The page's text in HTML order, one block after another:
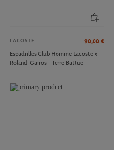
LACOSTE 90,00 €
Espadrilles Club Homme Lacoste x
Roland-Garros - Terre Battue